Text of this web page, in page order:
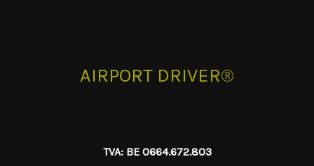
AIRPORT DRIVER®
TVA: BE 0664.672.803